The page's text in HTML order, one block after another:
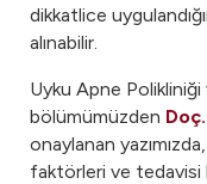
dikkatlice
alınabilir.
Uyku Apne
bölümümüzden
onaylanan
faktörleri ve tedavisi